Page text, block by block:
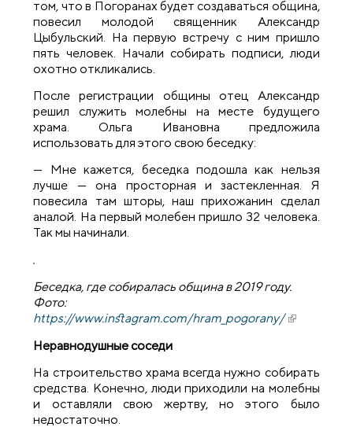
том, что в Погоранах будет создаваться община,
повесил молодой священник Александр
Цыбульский. На первую встречу с ним пришло
пять человек. Начали собирать подписи, люди
охотно откликались.
После регистрации общины отец Александр
решил служить молебны на месте будущего
храма. Ольга Ивановна предложила
использовать для этого свою беседку:
— Мне кажется, беседка подошла как нельзя
лучше — она просторная и застекленная. Я
повесила там шторы, наш прихожанин сделал
аналой. На первый молебен пришло 32 человека.
Так мы начинали.
Беседка, где собиралась община в 2019 году.
Фото:
https://www.instagram.com/hram_pogorany/(внешняя
Неравнодушные соседи
На строительство храма всегда нужно собирать
средства. Конечно, люди приходили на молебны
и оставляли свою жертву, но этого было
недостаточно.